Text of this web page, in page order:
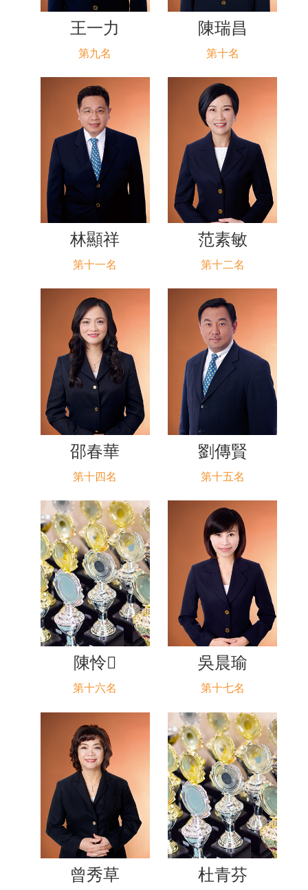
王一力
第九名
陳瑞昌
第十名
林顯祥
第十一名
范素敏
第十二名
邵春華
第十四名
劉傳賢
第十五名
陳怜
第十六名
吳晨瑜
第十七名
曾秀草 杜青芬